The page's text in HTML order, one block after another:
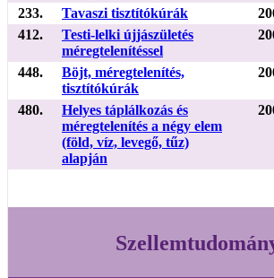
233.
Tavaszi tisztítókúrák
412.
Testi-lelki újjászületés
méregtelenítéssel
448.
Böjt, méregtelenítés,
tisztítókúrák
480.
Helyes táplálkozás és
méregtelenítés a négy elem
(föld, víz, levegő, tűz)
alapján